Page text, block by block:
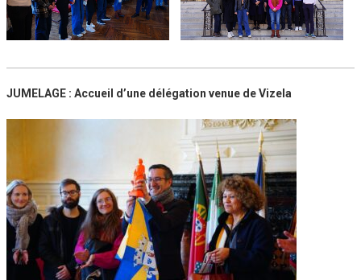
JUMELAGE : Accueil d’une délégation venue de Vizela